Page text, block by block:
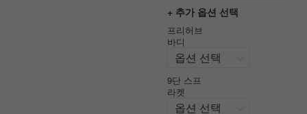
+ 추가 옵션 선택
프리허브
바디
9단 스프
라켓